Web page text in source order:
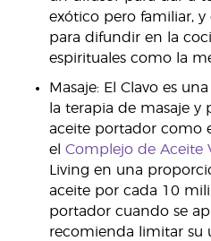
exótico pero familiar,
para difundir en la
espirituales como la
Masaje: El Clavo es
la terapia de masaje y
aceite portador como
el Complejo de Aceite
Living en una
aceite por cada 10
portador cuando se
recomienda limitar su